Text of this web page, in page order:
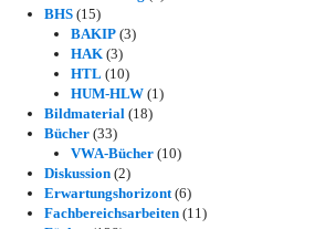
BHS (15)
BAKIP (3)
HAK (3)
HTL (10)
HUM-HLW (1)
Bildmaterial (18)
Bücher (33)
VWA-Bücher (10)
Diskussion (2)
Erwartungshorizont(6)
Fachbereichsarbeiten (11)